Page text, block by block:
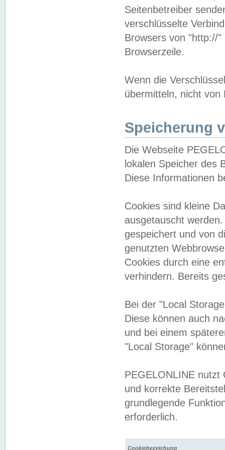
Seitenbetreiber
verschlüsselte
Browsers von "http://
Browserzeile.
Wenn die
übermitteln, nicht von
Speicherung
Die Webseite
lokalen Speicher des
Diese Informationen
Cookies sind kleine
ausgetauscht
gespeichert und von
genutzten
Cookies durch eine
verhindern. Bereits
Bei der "Local
Diese können auch
und bei einem
"Local Storage"
PEGELONLINE nutzt
und korrekte
grundlegende
erforderlich.
Cookiebezeichung